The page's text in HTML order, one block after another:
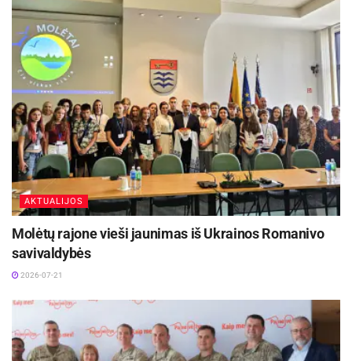
AKTUALIJOS
Molėtų rajone vieši jaunimas iš Ukrainos Romanivo
savivaldybės
2026-07-21